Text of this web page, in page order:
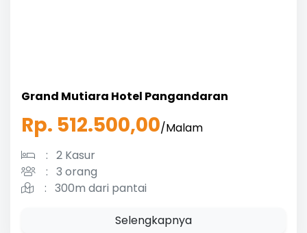
Grand Mutiara Hotel Pangandaran
Rp. 512.500,00/Malam
: 2 Kasur
: 3 orang
: 300m dari pantai
Selengkapnya